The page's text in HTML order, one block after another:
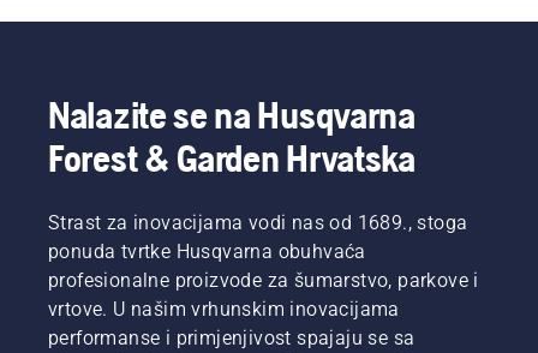
Nalazite se na Husqvarna
Forest & Garden Hrvatska
Strast za inovacijama vodi nas od 1689., stoga
ponuda tvrtke Husqvarna obuhvaća
profesionalne proizvode za šumarstvo, parkove i
vrtove. U našim vrhunskim inovacijama
performanse i primjenjivost spajaju se sa